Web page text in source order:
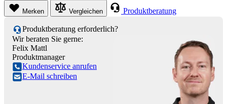
Merken Vergleichen Produktberatung
Produktberatung erforderlich?
Wir beraten Sie gerne:
Felix Mattl
Produktmanager
Kundenservice anrufen
E-Mail schreiben